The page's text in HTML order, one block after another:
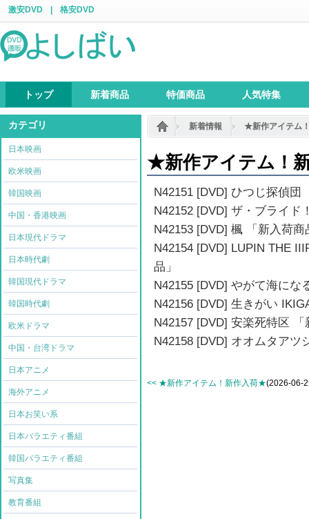
激安DVD 格安DVD
トップ 新着商品 特価商品 人気特集
カテゴリ
日本映画
欧米映画
韓国映画
中国・香港映画
日本現代ドラマ
日本時代劇
韓国現代ドラマ
韓国時代劇
欧米ドラマ
中国・台湾ドラマ
日本アニメ
海外アニメ
日本お笑い系
日本バラエティ番組
韓国バラエティ番組
写真集
教育番組
新着情報 ★新作アイテム
★新作アイテム！
N42151 [DVD] ひつじ探偵団
N42152 [DVD] ザ・ブライド
N42153 [DVD] 楓 「新入荷商
N42154 [DVD] LUPIN THE
品」
N42155 [DVD] やがて海にな
N42156 [DVD] 生きがい
N42157 [DVD] 安楽死特区
N42158 [DVD] オオムタアツ
<< ★新作アイテム！新作入荷★(2026-06-